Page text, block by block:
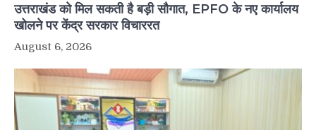
उत्तराखंड को मिल सकती है बड़ी सौगात, EPFO के नए कार्यालय
खोलने पर केंद्र सरकार विचाररत
August 6, 2026